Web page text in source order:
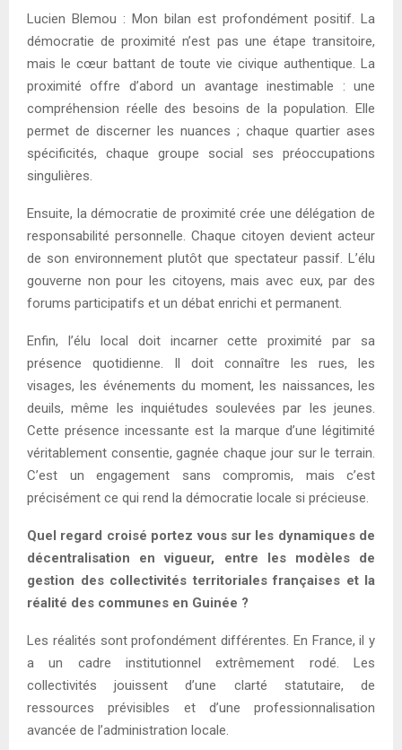
Lucien Blemou : Mon bilan est profondément positif. La
démocratie de proximité n’est pas une étape transitoire,
mais le cœur battant de toute vie civique authentique. La
proximité offre d’abord un avantage inestimable : une
compréhension réelle des besoins de la population. Elle
permet de discerner les nuances ; chaque quartier ases
spécificités, chaque groupe social ses préoccupations
singulières.
Ensuite, la démocratie de proximité crée une délégation de
responsabilité personnelle. Chaque citoyen devient acteur
de son environnement plutôt que spectateur passif. L’élu
gouverne non pour les citoyens, mais avec eux, par des
forums participatifs et un débat enrichi et permanent.
Enfin, l’élu local doit incarner cette proximité par sa
présence quotidienne. Il doit connaître les rues, les
visages, les événements du moment, les naissances, les
deuils, même les inquiétudes soulevées par les jeunes.
Cette présence incessante est la marque d’une légitimité
véritablement consentie, gagnée chaque jour sur le terrain.
C’est un engagement sans compromis, mais c’est
précisément ce qui rend la démocratie locale si précieuse.
Quel regard croisé portez vous sur les dynamiques de
décentralisation en vigueur, entre les modèles de
gestion des collectivités territoriales françaises et la
réalité des communes en Guinée ?
Les réalités sont profondément différentes. En France, il y
a un cadre institutionnel extrêmement rodé. Les
collectivités jouissent d’une clarté statutaire, de
ressources prévisibles et d’une professionnalisation
avancée de l’administration locale.